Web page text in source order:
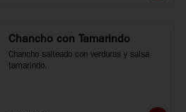
Chancho con Tamarindo
Chancho salteado con verduras y salsa
tamarindo.